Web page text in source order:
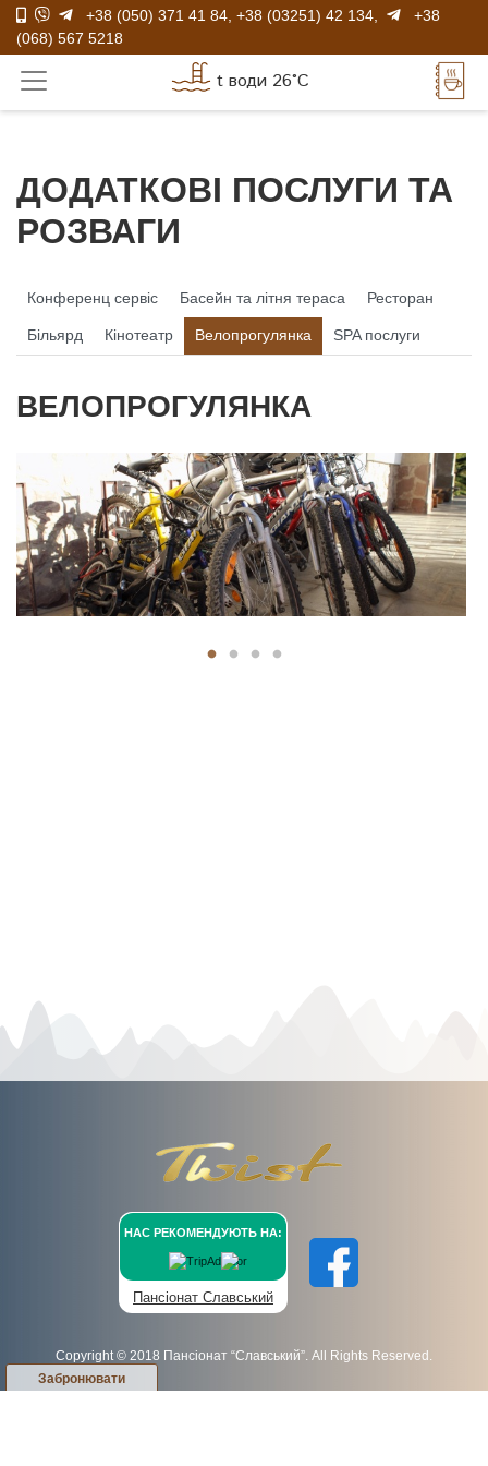
+38 (050) 371 41 84 +38 (03251) 42 134
+38
(068) 567 5218
t води 26°C
ДОДАТКОВІ ПОСЛУГИ ТА
РОЗВАГИ
Конференц сервіс Басейн та літня тераса Ресторан
Більярд Кінотеатр Велопрогулянка SPA послуги
ВЕЛОПРОГУЛЯНКА
НАС РЕКОМЕНДУЮТЬ НА:
Пансіонат Славський
Copyright © 2018 Пансіонат “Славський”. All Rights Reserved.
Забронювати